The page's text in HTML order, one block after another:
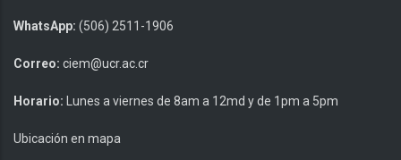
WhatsApp: (506) 2511-1906
Correo: ciem@ucr.ac.cr
Horario: Lunes a viernes de 8am a 12md y de 1pm a 5pm
Ubicación en mapa